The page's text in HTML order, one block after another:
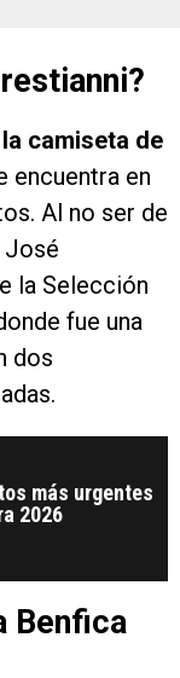
camiseta de
encuentra en
Al no ser de
José
la Selección
fue una
dos
más urgentes
2026
Benfica